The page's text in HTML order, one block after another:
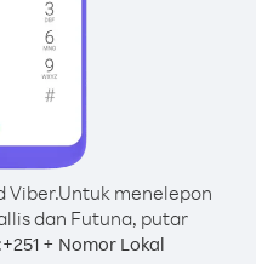
Viber.Untuk menelepon
dan Futuna, putar
+251 + Nomor Lokal